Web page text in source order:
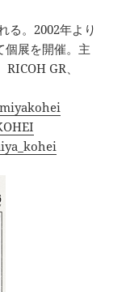
る。2002年より
個展を開催。主
GR、